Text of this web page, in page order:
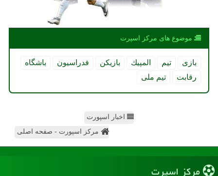
موضوع های مركز اسپرت
بازی تیم المپیك بازیكن فدراسیون
باشگاه
رقابت
تیم ملی
اخبار اسپورت
مرکز اسپورت - صفحه اصلی
مركز اسپرت